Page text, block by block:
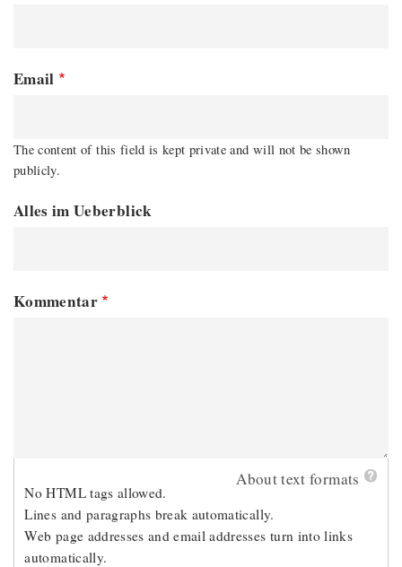
Email
The content of this field is kept private and will not be shown
publicly.
Alles im Ueberblick
Kommentar
About text formats
No HTML tags allowed.
Lines and paragraphs break automatically.
Web page addresses and email addresses turn into links
automatically.